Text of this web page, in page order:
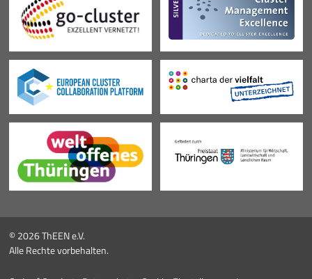
© 2026 ThEEN e.V.
Alle Rechte vorbehalten.